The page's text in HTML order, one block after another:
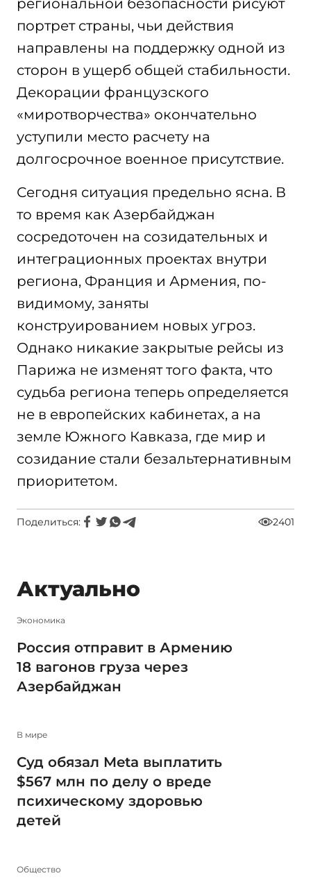
региональной безопасности рисуют
портрет страны, чьи действия
направлены на поддержку одной из
сторон в ущерб общей стабильности.
Декорации французского
«миротворчества» окончательно
уступили место расчету на
долгосрочное военное присутствие.
Сегодня ситуация предельно ясна. В
то время как Азербайджан
сосредоточен на созидательных и
интеграционных проектах внутри
региона, Франция и Армения, по-
видимому, заняты
конструированием новых угроз.
Однако никакие закрытые рейсы из
Парижа не изменят того факта, что
судьба региона теперь определяется
не в европейских кабинетах, а на
земле Южного Кавказа, где мир и
созидание стали безальтернативным
приоритетом.
Поделиться: 2401
Актуально
Экономика
Россия отправит в Армению
18 вагонов груза через
Азербайджан
В мире
Суд обязал Meta выплатить
$567 млн по делу о вреде
психическому здоровью
детей
Общество